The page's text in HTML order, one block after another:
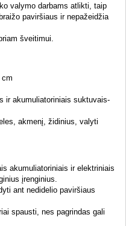
valymo darbams atlikti, taip
paviršiaus ir nepažeidžia
šveitimui.
cm
ir akumuliatoriniais suktuvais-
akmenį, židinius, valyti
akumuliatoriniais ir elektriniais
įrenginius.
ant nedidelio paviršiaus
spausti, nes pagrindas gali